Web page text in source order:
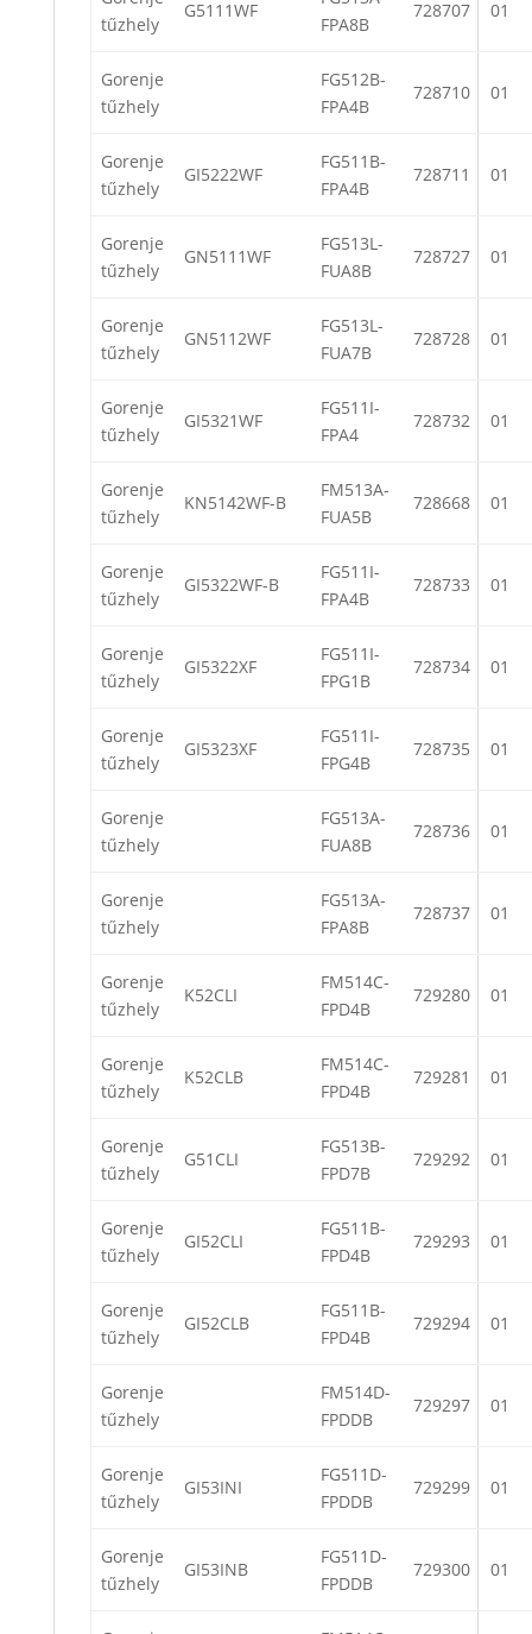
tűzhely
G5111WF
FPA8B
728707 01
Gorenje
tűzhely
FG512B-
FPA4B
728710 01
Gorenje
tűzhely
GI5222WF
FG511B-
FPA4B
728711 01
Gorenje
tűzhely
GN5111WF
FG513L-
FUA8B
728727 01
Gorenje
tűzhely
GN5112WF
FG513L-
FUA7B
728728 01
Gorenje
tűzhely
GI5321WF
FG511I-
FPA4
728732 01
Gorenje
tűzhely
KN5142WF-B
FM513A-
FUA5B
728668 01
Gorenje
tűzhely
GI5322WF-B
FG511I-
FPA4B
728733 01
Gorenje
tűzhely
GI5322XF
FG511I-
FPG1B
728734 01
Gorenje
tűzhely
GI5323XF
FG511I-
FPG4B
728735 01
Gorenje
tűzhely
FG513A-
FUA8B
728736 01
Gorenje
tűzhely
FG513A-
FPA8B
728737 01
Gorenje
tűzhely
K52CLI
FM514C-
FPD4B
729280 01
Gorenje
tűzhely
K52CLB
FM514C-
FPD4B
729281 01
Gorenje
tűzhely
G51CLI
FG513B-
FPD7B
729292 01
Gorenje
tűzhely
GI52CLI
FG511B-
FPD4B
729293 01
Gorenje
tűzhely
GI52CLB
FG511B-
FPD4B
729294 01
Gorenje
tűzhely
FM514D-
FPDDB
729297 01
Gorenje
tűzhely
GI53INI
FG511D-
FPDDB
729299 01
Gorenje
tűzhely
GI53INB
FG511D-
FPDDB
729300 01